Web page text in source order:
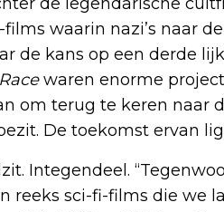
-films waarin nazi’s naar
de kans op een derde
waren enorme
om terug te keren naar
De toekomst ervan
Integendeel.
reeks sci-fi-films die we